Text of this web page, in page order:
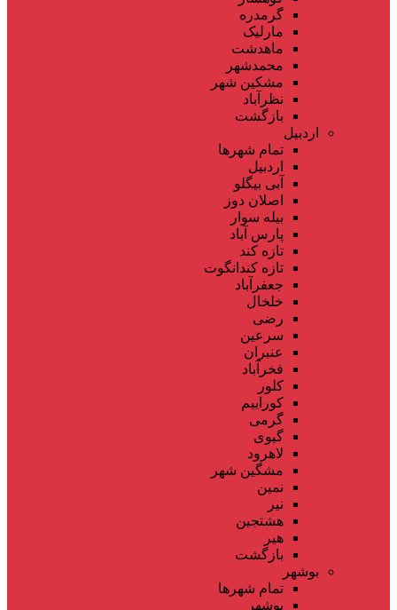
گرمدره
مارلیک
ماهدشت
محمدشهر
مشکین شهر
نظرآباد
بازگشت
اردبیل
تمام شهر‌ها
اردبیل
آبی بیگلو
اصلان دوز
بیله سوار
پارس آباد
تازه کند
تازه کندانگوت
جعفرآباد
خلخال
رضی
سرعین
عنبران
فخرآباد
کلور
کوراییم
گرمی
گیوی
لاهرود
مشگین شهر
نمین
نیر
هشتجین
هیر
بازگشت
بوشهر
تمام شهر‌ها
بوشهر